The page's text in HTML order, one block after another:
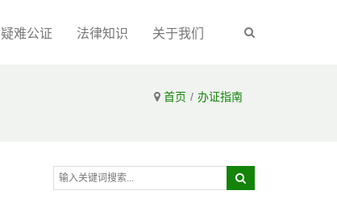
疑难公证 法律知识 关于我们
首页 办证指南